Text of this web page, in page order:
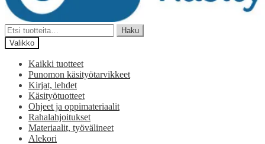
Etsi:
Haku
Valikko
Kaikki tuotteet
Punomon käsityötarvikkeet
Kirjat, lehdet
Käsityötuotteet
Ohjeet ja oppimateriaalit
Rahalahjoitukset
Materiaalit, työvälineet
Alekori